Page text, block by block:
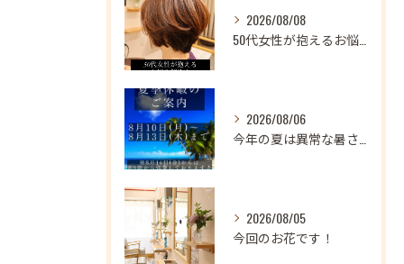
2026/08/08
2026/08/06
2026/08/05
今回のお花です！